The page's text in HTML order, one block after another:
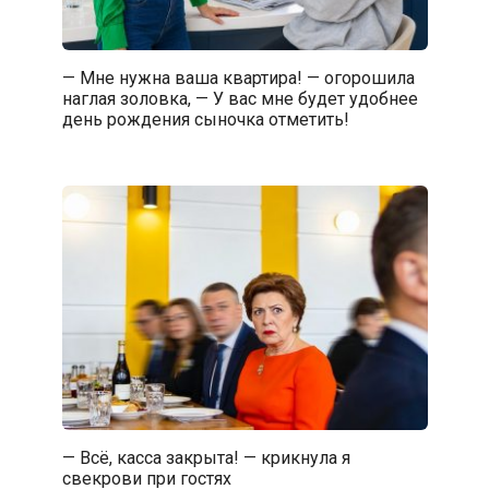
— Мне нужна ваша квартира! — огорошила
наглая золовка, — У вас мне будет удобнее
день рождения сыночка отметить!
— Всё, касса закрыта! — крикнула я
свекрови при гостях